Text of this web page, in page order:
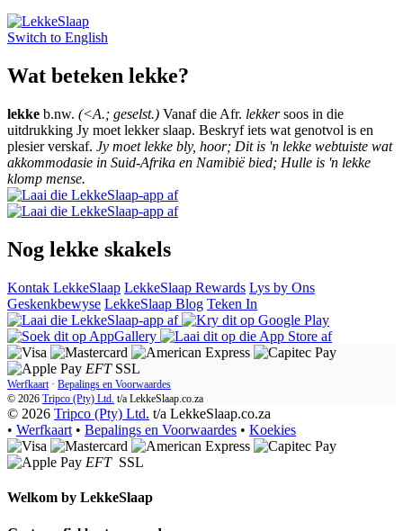
Switch to English
Wat beteken lekke?
lekke b.nw. (<A.; geselst.) Vanaf die Afr. lekkersoos in die
uitdrukking Jy moet lekker slaap. Beskryf iets wat genotvol is en
plesier verskaf. Jy moet lekke bly, hoor; Dit is 'n lekke webtuiste wat
akkommodasie in Suid-Afrika en Namibië bied; Hulle is 'n lekke
klomp mense.
Nog lekke skakels
Kontak LekkeSlaap LekkeSlaap Rewards Lys by Ons
Geskenkbewyse LekkeSlaap Blog Teken In
EFT SSL
Werfkaart · Bepalings en Voorwaardes
© 2026 Tripco (Pty) Ltd. t/a LekkeSlaap.co.za
© 2026 Tripco (Pty) Ltd. t/a LekkeSlaap.co.za
• Werfkaart • Bepalings en Voorwaardes • Koekies
EFT SSL
Welkom by LekkeSlaap